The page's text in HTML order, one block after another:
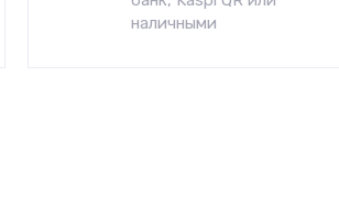
наличными